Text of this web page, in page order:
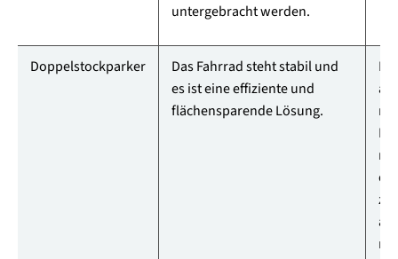
untergebracht werden.
Doppelstockparker
Das Fahrrad steht stabil und
es ist eine effiziente und
flächensparende Lösung.